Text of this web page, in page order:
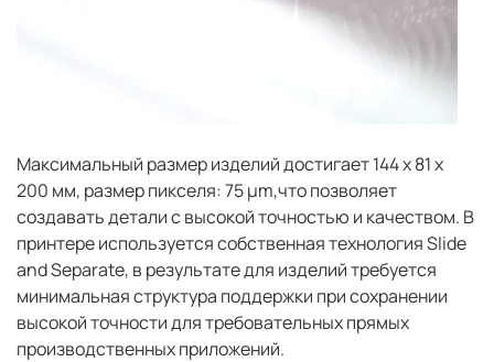
Максимальный размер изделий достигает 144 х 81 х
200 мм, размер пикселя: 75 µm,что позволяет
создавать детали с высокой точностью и качеством. В
принтере используется собственная технология Slide
and Separate, в результате для изделий требуется
минимальная структура поддержки при сохранении
высокой точности для требовательных прямых
производственных приложений.